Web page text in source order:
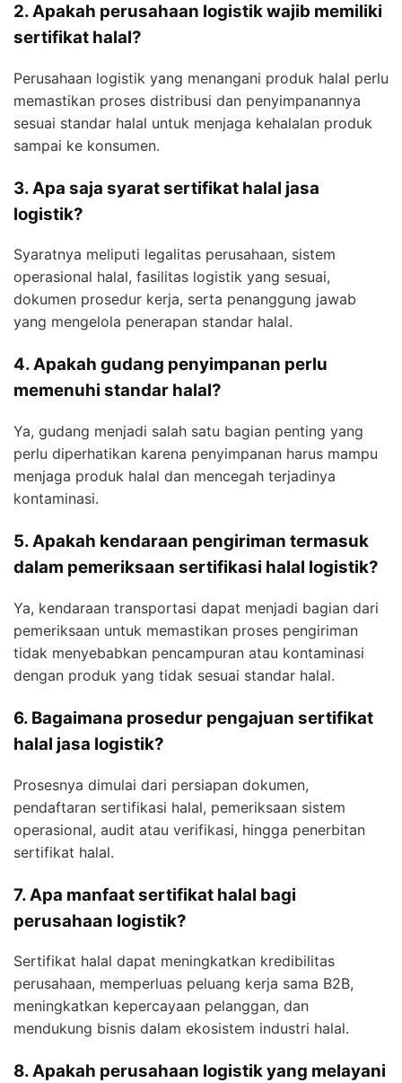
2. Apakah perusahaan logistik wajib memiliki
sertifikat halal?
Perusahaan logistik yang menangani produk halal perlu
memastikan proses distribusi dan penyimpanannya
sesuai standar halal untuk menjaga kehalalan produk
sampai ke konsumen.
3. Apa saja syarat sertifikat halal jasa
logistik?
Syaratnya meliputi legalitas perusahaan, sistem
operasional halal, fasilitas logistik yang sesuai,
dokumen prosedur kerja, serta penanggung jawab
yang mengelola penerapan standar halal.
4. Apakah gudang penyimpanan perlu
memenuhi standar halal?
Ya, gudang menjadi salah satu bagian penting yang
perlu diperhatikan karena penyimpanan harus mampu
menjaga produk halal dan mencegah terjadinya
kontaminasi.
5. Apakah kendaraan pengiriman termasuk
dalam pemeriksaan sertifikasi halal logistik?
Ya, kendaraan transportasi dapat menjadi bagian dari
pemeriksaan untuk memastikan proses pengiriman
tidak menyebabkan pencampuran atau kontaminasi
dengan produk yang tidak sesuai standar halal.
6. Bagaimana prosedur pengajuan sertifikat
halal jasa logistik?
Prosesnya dimulai dari persiapan dokumen,
pendaftaran sertifikasi halal, pemeriksaan sistem
operasional, audit atau verifikasi, hingga penerbitan
sertifikat halal.
7. Apa manfaat sertifikat halal bagi
perusahaan logistik?
Sertifikat halal dapat meningkatkan kredibilitas
perusahaan, memperluas peluang kerja sama B2B,
meningkatkan kepercayaan pelanggan, dan
mendukung bisnis dalam ekosistem industri halal.
8. Apakah perusahaan logistik yang melayani